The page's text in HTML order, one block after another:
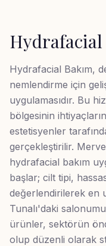
Hydrafacial
Hydrafacial Bakım,
nemlendirme için
uygulamasıdır. Bu
bölgesinin
estetisyenler
gerçekleştirilir.
hydrafacial bakım
başlar; cilt tipi,
değerlendirilerek en
Tunalı'daki
ürünler, sektörün
olup düzenli olarak